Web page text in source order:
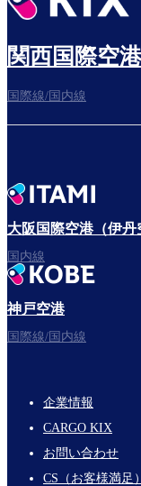
さぁ、出発
フライトをお楽しみ
関西国際空港
国際線/国内線
大阪国際空港（伊丹
国内線
神戸空港
国際線/国内線
Footer
Links
企業情報
CARGO KIX
お問い合わせ
CS（お客様満足